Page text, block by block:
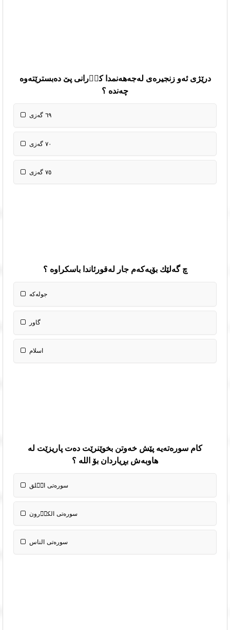
درێژی ئەو زنجیرەی لەجەهەنمدا کاٝرانی پێ دەبسترێتەوە
چەندە ؟
٦٩ گەزی
٧٠ گەزی
٧٥ گەزی
چ گەلێك بۆیەکەم جار لەقورئاندا باسکراوە ؟
جولەکە
گاور
اسلام
کام سورەتەیە پێش خەوتن بخوێنرێت دەت پاریزێت لە
هاوبەش بڕیاردان بۆ الله ؟
سوره‌تی الٝلق
سوره‌تی الكاٝرون
سوره‌تی الناس